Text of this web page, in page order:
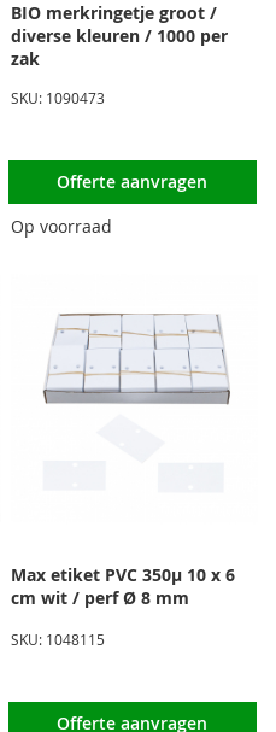
BIO merkringetje groot /
diverse kleuren / 1000 per
zak
SKU: 1090473
Offerte aanvragen
Op voorraad
Max etiket PVC 350µ 10 x 6
cm wit / perf Ø 8 mm
SKU: 1048115
Offerte aanvragen